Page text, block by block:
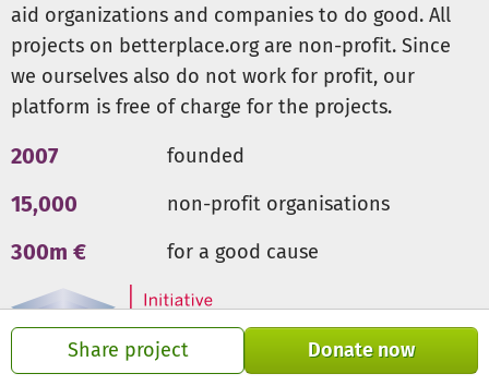
Share project Donate now
sanftem Blick und weichem Fell spenden sie Trost,
Stabilität und Geborgenheit. Sie schaffen Momente der
Unbeschwertheit und helfen den Kindern, wieder
aid organizations and companies to do good. All
projects on betterplace.org are non-profit. Since
we ourselves also do not work for profit, our
platform is free of charge for the projects.
2007 founded
15,000 non-profit organisations
300m € for a good cause